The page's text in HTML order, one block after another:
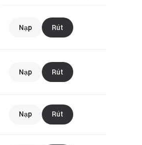
Nạp Rút
Nạp Rút
Nạp Rút